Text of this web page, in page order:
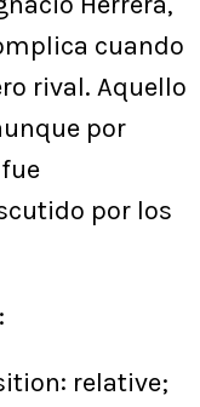
cuando
rival. Aquello
por
por los
relative;